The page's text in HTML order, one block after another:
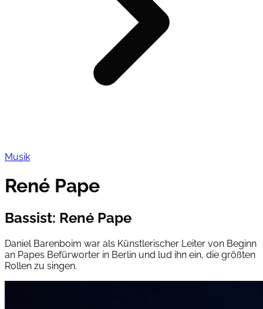
Musik
René Pape
Bassist: René Pape
Daniel Barenboim war als Künstlerischer Leiter von Beginn
an Papes Befürworter in Berlin und lud ihn ein, die größten
Rollen zu singen.